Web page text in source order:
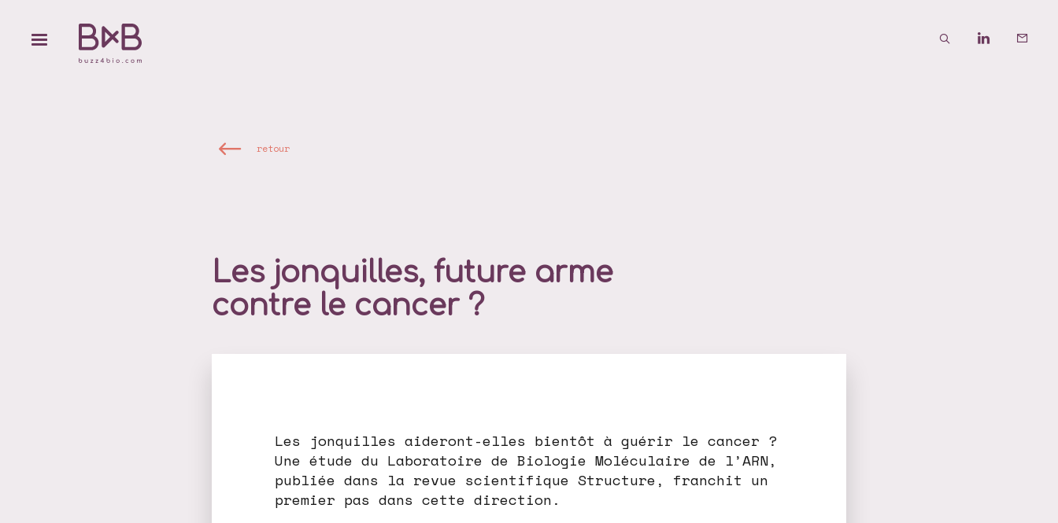
retour
Les jonquilles, future arme
contre le cancer ?
Les jonquilles aideront-elles bientôt à guérir le cancer ?
Une étude du Laboratoire de Biologie Moléculaire de l’ARN,
publiée dans la revue scientifique Structure, franchit un
premier pas dans cette direction.